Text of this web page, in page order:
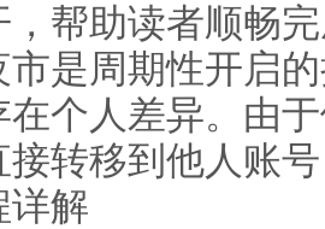
，帮助读者顺畅
市是周期性开启
个人差异。由
转移到他人账
详解